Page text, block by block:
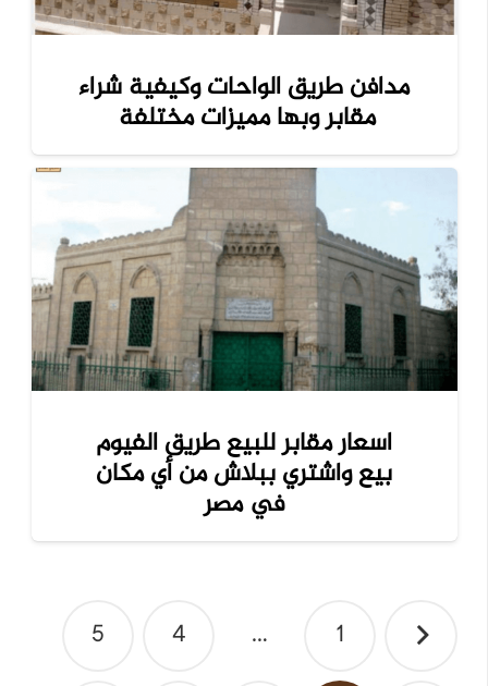
مدافن طريق الواحات وكيفية شراء
مقابر وبها مميزات مختلفة
اسعار مقابر للبيع طريق الفيوم
بيع واشتري ببلاش من أي مكان
في مصر
تصفّح
المقالات 1
…
4
5